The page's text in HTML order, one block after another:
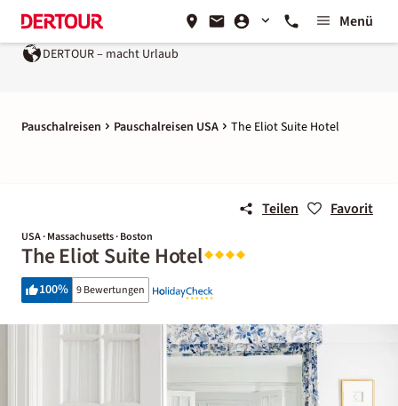
Menü
DERTOUR – macht Urlaub
Pauschalreisen Pauschalreisen USA The Eliot Suite Hotel
Teilen Favorit
USA · Massachusetts · Boston
The Eliot Suite Hotel
100% 9 Bewertungen